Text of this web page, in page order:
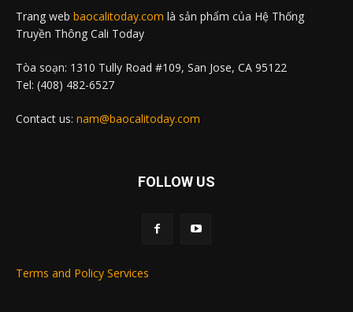
Trang web baocalitoday.com là sản phẩm của Hệ Thống
Truyền Thông Cali Today
Tòa soạn: 1310 Tully Road #109, San Jose, CA 95122
Tel: (408) 482-6527
Contact us: nam@baocalitoday.com
FOLLOW US
Terms and Policy Services